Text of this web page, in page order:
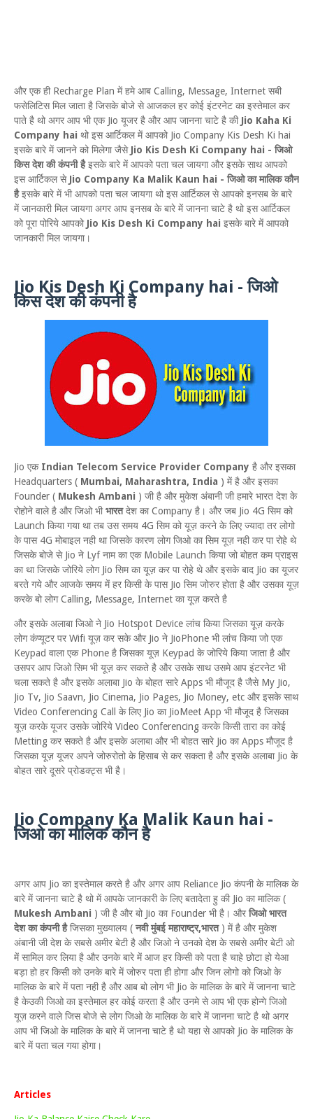
और एक ही Recharge Plan में हमे आब Calling, Message, Internet सबी
फसेलिटिस मिल जाता है जिसके बोजे से आजकल हर कोई इंटरनेट का इस्तेमाल कर
पाते है थो अगर आप भी एक Jio यूजर है और आप जानना चाटे है की Jio Kaha Ki
Company hai थो इस आर्टिकल में आपको Jio Company Kis Desh Ki hai
इसके बारे में जानने को मिलेगा जैसे Jio Kis Desh Ki Company hai - जिओ
किस देश की कंपनी हैइसके बारे में आपको पता चल जायगा और इसके साथ आपको
इस आर्टिकल से Jio Company Ka Malik Kaun hai - जिओ का मालिक कौन
हैइसके बारे में भी आपको पता चल जायगा थो इस आर्टिकल से आपको इनसब के बारे
में जानकारी मिल जायगा अगर आप इनसब के बारे में जानना चाटे है थो इस आर्टिकल
को पूरा पोरिये आपको Jio Kis Desh Ki Company hai इसके बारे में आपको
जानकारी मिल जायगा।
Jio Kis Desh Ki Company hai - जिओ
किस देश की कंपनी है
Jio एक Indian Telecom Service Provider Company है और इसका
Headquarters ( Mumbai, Maharashtra, India ) में है और इसका
Founder ( Mukesh Ambani ) जी है और मुकेश अंबानी जी हमारे भारत देश के
रोहोने वाले है और जिओ भीभारतदेश का Company है। और जब Jio 4G सिम को
Launch किया गया था तब उस समय 4G सिम को यूज़ करने के लिए ज्यादा तर लोगो
के पास 4G मोबाइल नही था जिसके कारण लोग जिओ का सिम यूज़ नही कर पा रोहे थे
जिसके बोजे से Jio ने Lyf नाम का एक Mobile Launch किया जो बोहत कम प्राइस
का था जिसके जोरिये लोग Jio सिम का यूज़ कर पा रोहे थे और इसके बाद Jio का यूजर
बरते गये और आजके समय में हर किसी के पास Jio सिम जोरुर होता है और उसका यूज़
करके बो लोग Calling, Message, Internet का यूज़ करते है
और इसके अलाबा जिओ ने Jio Hotspot Device लांच किया जिसका यूज़ करके
लोग कंप्यूटर पर Wifi यूज़ कर सके और Jio ने JioPhone भी लांच किया जो एक
Keypad वाला एक Phone है जिसका यूज़ Keypad के जोरिये किया जाता है और
उसपर आप जिओ सिम भी यूज़ कर सकते है और उसके साथ उसमे आप इंटरनेट भी
चला सकते है और इसके अलाबा Jio के बोहत सारे Apps भी मौजूद है जैसे My Jio,
Jio Tv, Jio Saavn, Jio Cinema, Jio Pages, Jio Money, etc और इसके साथ
Video Conferencing Call के लिए Jio का JioMeet App भी मौजूद है जिसका
यूज़ करके यूजर उसके जोरिये Video Conferencing करके किसी तारा का कोई
Metting कर सकते है और इसके अलाबा और भी बोहत सारे Jio का Apps मौजूद है
जिसका यूज़ यूजर अपने जोरुरोतो के हिसाब से कर सकता है और इसके अलाबा Jio के
बोहत सारे दूसरे प्रोडक्ट्स भी है।
Jio Company Ka Malik Kaun hai -
जिओ का मालिक कौन है
अगर आप Jio का इस्तेमाल करते है और अगर आप Reliance Jio कंपनी के मालिक के
बारे में जानना चाटे है थो में आपके जानकारी के लिए बतादेता हु की Jio का मालिक (
Mukesh Ambani ) जी है और बो Jio का Founder भी है। और जिओ भारत
देश का कंपनी हैजिसका मुख्यालय ( नवी मुंबई महाराष्ट्र,भारत) में है और मुकेश
अंबानी जी देश के सबसे अमीर बेटी है और जिओ ने उनको देश के सबसे अमीर बेटी ओ
में सामिल कर लिया है और उनके बारे में आज हर किसी को पता है चाहे छोटा हो येआ
बड़ा हो हर किसी को उनके बारे में जोरुर पता ही होगा और जिन लोगो को जिओ के
मालिक के बारे में पता नही है और आब बो लोग भी Jio के मालिक के बारे में जानना चाटे
है केउकी जिओ का इस्तेमाल हर कोई करता है और उनमे से आप भी एक होन्गे जिओ
यूज़ करने वाले जिस बोजे से लोग जिओ के मालिक के बारे में जानना चाटे है थो अगर
आप भी जिओ के मालिक के बारे में जानना चाटे है थो यहा से आपको Jio के मालिक के
बारे में पता चल गया होगा।
Articles